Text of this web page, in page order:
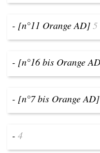
- [n°11 Orange AD]5
- [n°16 bis Orange
- [n°7 bis Orange AD]
- 4